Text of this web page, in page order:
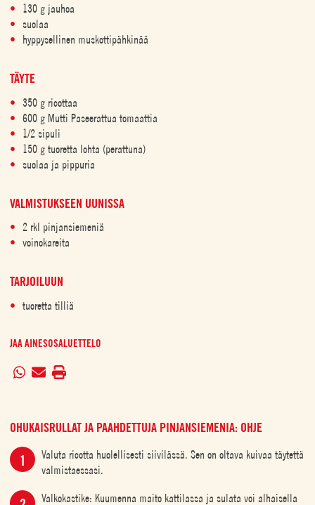
130 g jauhoa
suolaa
hyppysellinen muskottipähkinää
TÄYTE
350 g ricottaa
600 g Mutti Paseerattua tomaattia
1/2 sipuli
150 g tuoretta lohta (perattuna)
suolaa ja pippuria
VALMISTUKSEEN UUNISSA
2 rkl pinjansiemeniä
voinokareita
TARJOILUUN
tuoretta tilliä
JAA AINESOSALUETTELO
OHUKAISRULLAT JA PAAHDETTUJA PINJANSIEMENIA: OHJE
Valuta ricotta huolellisesti siivilässä. Sen on oltava kuivaa täytettä
valmistaessasi.
Valkokastike: Kuumenna maito kattilassa ja sulata voi alhaisella